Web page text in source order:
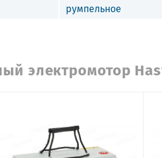
румпельное
электромотор